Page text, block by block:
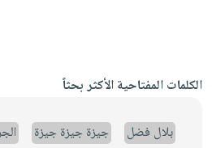
الكلمات المفتاحية الأكثر بحثاً
بلال فضل جيزة جيزة جيزة